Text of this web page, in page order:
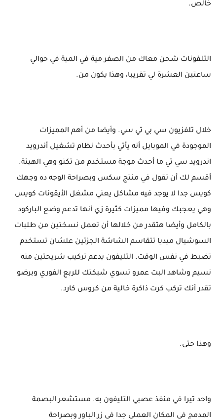
خالص.
التلفونات شحن معاك من الصفر مية في المية في حوالي
ساعتين العشرة لي تقريبا، وهذا يكون من.
خلال تلفزيون سي بي تي سي. وأيضا من أهم المميزات
الموجودة في الموبايل أنه يأتي بأحدث نظام تشغيل أندرويد
اندرويد سي تي ما أحدث موجة مستخدم من تكنو وهي الهيئة.
أقسم لك أن تقول في منتج سكس وبصراحة الوجه ده وجهك
كويس جدا لا يوجد فيه مشاكل يعني مشغل الأيقونات كويس
وهي يعجبك وفيها مميزات كثيرة زي أنها تدعم وضع الباركود
بالكامل وأيضا هتقدر من خلالها أن تعمل نسختين من طلبات
السوشيال ميديا تتقاسم الشاشة الجزئين علشان تستخدم
تضبط في نفس الوقت. التليفون يدعم تركيب شريحتين منه
نسيم وشاهد البت عمرو تسوي شبكتك للربع الفوري وبرضو
تقدر أنك تركب كرت ذاكرة خالية من كروس كارد.
وهذا حتى.
واحد تيرا في منفذ عصبي التليفون به. مستشعر البصمة
المدمج في المكان العملي جدا في زر الباور وبصراحة